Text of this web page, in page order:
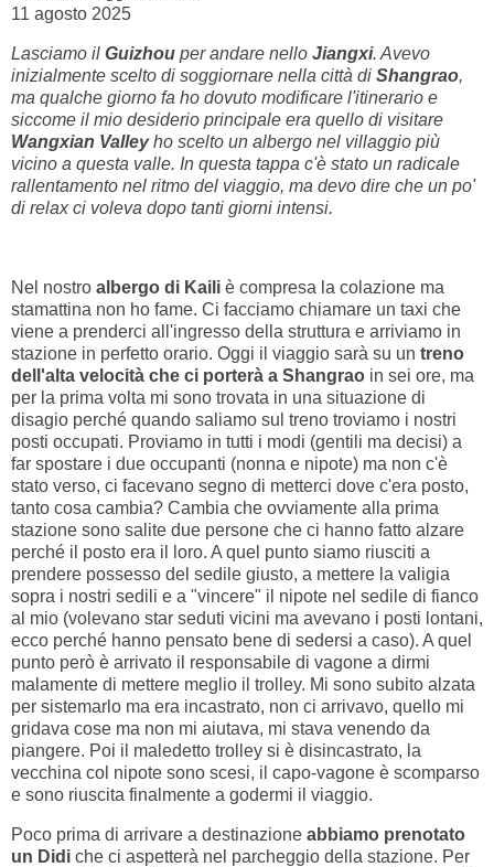
11 agosto 2025
Lasciamo il Guizhou per andare nello Jiangxi. Avevo
inizialmente scelto di soggiornare nella città di Shangrao,
ma qualche giorno fa ho dovuto modificare l'itinerario e
siccome il mio desiderio principale era quello di visitare
Wangxian Valleyho scelto un albergo nel villaggio più
vicino a questa valle. In questa tappa c'è stato un radicale
rallentamento nel ritmo del viaggio, ma devo dire che un po'
di relax ci voleva dopo tanti giorni intensi.
Nel nostro albergo di Kaili è compresa la colazione ma
stamattina non ho fame. Ci facciamo chiamare un taxi che
viene a prenderci all'ingresso della struttura e arriviamo in
stazione in perfetto orario. Oggi il viaggio sarà su un treno
dell'alta velocità che ci porterà a Shangrao in sei ore, ma
per la prima volta mi sono trovata in una situazione di
disagio perché quando saliamo sul treno troviamo i nostri
posti occupati. Proviamo in tutti i modi (gentili ma decisi) a
far spostare i due occupanti (nonna e nipote) ma non c'è
stato verso, ci facevano segno di metterci dove c'era posto,
tanto cosa cambia? Cambia che ovviamente alla prima
stazione sono salite due persone che ci hanno fatto alzare
perché il posto era il loro. A quel punto siamo riusciti a
prendere possesso del sedile giusto, a mettere la valigia
sopra i nostri sedili e a "vincere" il nipote nel sedile di fianco
al mio (volevano star seduti vicini ma avevano i posti lontani,
ecco perché hanno pensato bene di sedersi a caso). A quel
punto però è arrivato il responsabile di vagone a dirmi
malamente di mettere meglio il trolley. Mi sono subito alzata
per sistemarlo ma era incastrato, non ci arrivavo, quello mi
gridava cose ma non mi aiutava, mi stava venendo da
piangere. Poi il maledetto trolley si è disincastrato, la
vecchina col nipote sono scesi, il capo-vagone è scomparso
e sono riuscita finalmente a godermi il viaggio.
Poco prima di arrivare a destinazione abbiamo prenotato
un Didi che ci aspetterà nel parcheggio della stazione. Per